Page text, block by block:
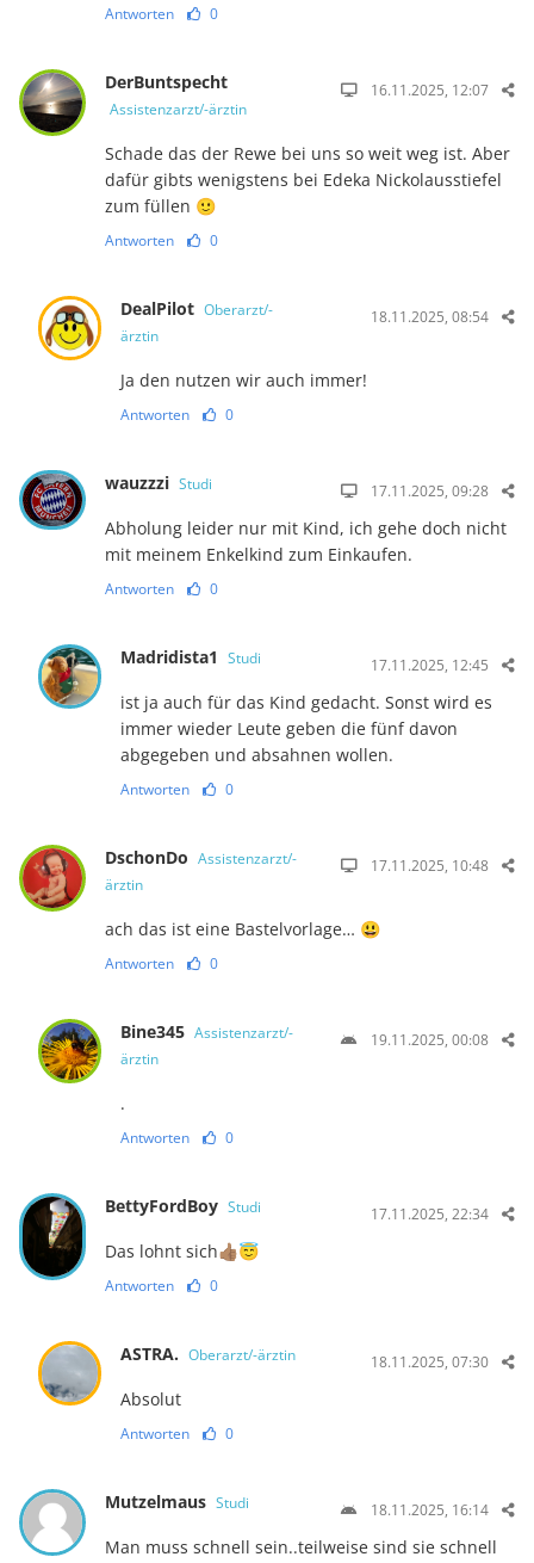
Antworten 0
DerBuntspecht
Assistenzarzt/-ärztin
16.11.2025, 12:07
Schade das der Rewe bei uns so weit weg ist. Aber
dafür gibts wenigstens bei Edeka Nickolausstiefel
zum füllen 🙂
Antworten 0
DealPilot Oberarzt/-
ärztin
18.11.2025, 08:54
Ja den nutzen wir auch immer!
Antworten 0
wauzzzi Studi 17.11.2025, 09:28
Abholung leider nur mit Kind, ich gehe doch nicht
mit meinem Enkelkind zum Einkaufen.
Antworten 0
Madridista1 Studi 17.11.2025, 12:45
ist ja auch für das Kind gedacht. Sonst wird es
immer wieder Leute geben die fünf davon
abgegeben und absahnen wollen.
Antworten 0
DschonDo Assistenzarzt/-
ärztin
17.11.2025, 10:48
ach das ist eine Bastelvorlage… 😃
Antworten 0
Bine345 Assistenzarzt/-
ärztin
19.11.2025, 00:08
.
Antworten 0
BettyFordBoy Studi 17.11.2025, 22:34
Das lohnt sich👍🏽😇
Antworten 0
ASTRA. Oberarzt/-ärztin 18.11.2025, 07:30
Absolut
Antworten 0
Mutzelmaus Studi 18.11.2025, 16:14
Man muss schnell sein..teilweise sind sie schnell